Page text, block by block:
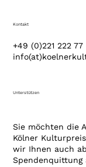
+49 (0)221 222 77
Kontakt
Unterstützen
Sie möchten die
Kölner
wir Ihnen auch
Spendenquittung